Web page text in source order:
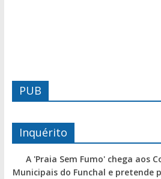
PUB
Inquérito
A 'Praia Sem Fumo' chega aos
Municipais do Funchal e pretende